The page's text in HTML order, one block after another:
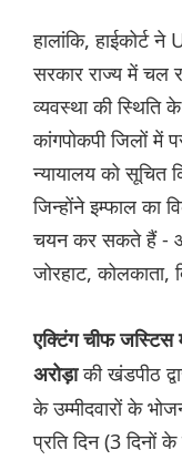
हालांकि, हाईकोर्ट
सरकार राज्य में चल
व्यवस्था की स्थिति
कांगपोकपी जिलों में
न्यायालय को सूचित
जिन्होंने इम्फाल का
चयन कर सकते हैं -
जोरहाट, कोलकाता,
एक्टिंग चीफ जस्टिस
अरोड़ाकी खंडपीठ
के उम्मीदवारों के
प्रति दिन (3 दिनों